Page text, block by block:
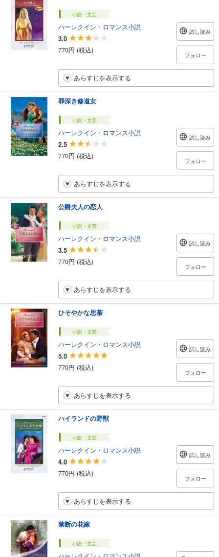
小説・文芸
ハーレクイン・ロマンス小説
3.0
770円 (税込)
試し読み
フォロー
あらすじを表示する
罪深き修道女
小説・文芸
ハーレクイン・ロマンス小説
2.5
770円 (税込)
試し読み
フォロー
あらすじを表示する
公爵夫人の恋人
小説・文芸
ハーレクイン・ロマンス小説
3.5
770円 (税込)
試し読み
フォロー
あらすじを表示する
ひそやかな思慕
小説・文芸
ハーレクイン・ロマンス小説
5.0
770円 (税込)
試し読み
フォロー
あらすじを表示する
ハイランドの野獣
小説・文芸
ハーレクイン・ロマンス小説
4.0
770円 (税込)
試し読み
フォロー
あらすじを表示する
禁断の花嫁
小説・文芸